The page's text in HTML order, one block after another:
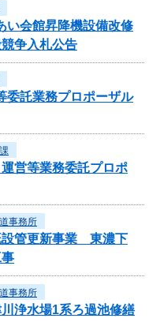
い会館昇降機設備改修
争入札公告
委託業務プロポーザル
営等業務委託プロポ
事務所
設管更新事業 東濃下
事務所
浄水場1系ろ過池修繕